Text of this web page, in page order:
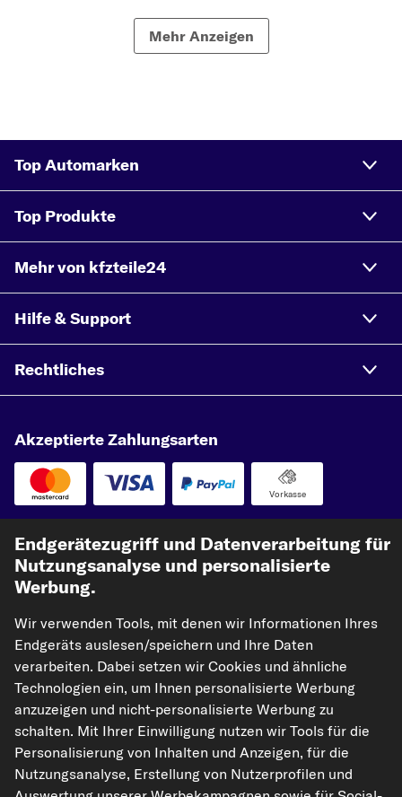
PEUGEOT 307 (3A/C), 2.0 16V (177 PS, 130 kW)
PEUGEOT 307 (3A/C), 1.6 HDi (90 PS, 66 kW)
Mehr Anzeigen
Top Automarken
Top Produkte
Mehr von kfzteile24
Hilfe & Support
Rechtliches
Akzeptierte Zahlungsarten
Vorkasse
Unsere Versandpartner
kfzteile24.de carpardoo.nl
carpardoo.fr
carpardoo.dk
Endgerätezugriff und Datenverarbeitung für
Nutzungsanalyse und personalisierte
Werbung.
Wir verwenden Tools, mit denen wir Informationen Ihres
Endgeräts auslesen/speichern und Ihre Daten
verarbeiten. Dabei setzen wir Cookies und ähnliche
Technologien ein, um Ihnen personalisierte Werbung
anzuzeigen und nicht-personalisierte Werbung zu
schalten. Mit Ihrer Einwilligung nutzen wir Tools für die
Personalisierung von Inhalten und Anzeigen, für die
Nutzungsanalyse, Erstellung von Nutzerprofilen und